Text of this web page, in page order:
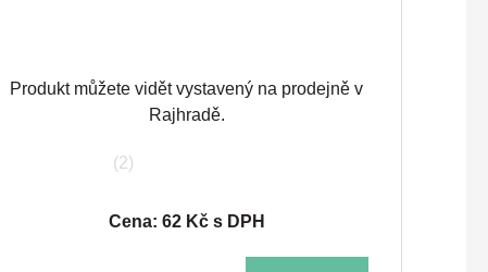
Produkt můžete vidět vystavený na prodejně v
Rajhradě.
(2)
Cena: 62 Kč s DPH